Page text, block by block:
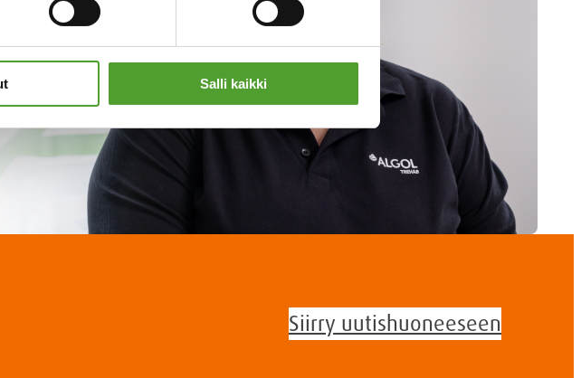
Salli kaikki
Siirry uutishuoneeseen